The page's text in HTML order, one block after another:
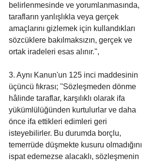
belirlenmesinde ve yorumlanmasında,
tarafların yanlışlıkla veya gerçek
amaçlarını gizlemek için kullandıkları
sözcüklere bakılmaksızın, gerçek ve
ortak iradeleri esas alınır.'',
3. Aynı Kanun'un 125 inci maddesinin
üçüncü fıkrası; ''Sözleşmeden dönme
hâlinde taraflar, karşılıklı olarak ifa
yükümlülüğünden kurtulurlar ve daha
önce ifa ettikleri edimleri geri
isteyebilirler. Bu durumda borçlu,
temerrüde düşmekte kusuru olmadığını
ispat edemezse alacaklı, sözleşmenin